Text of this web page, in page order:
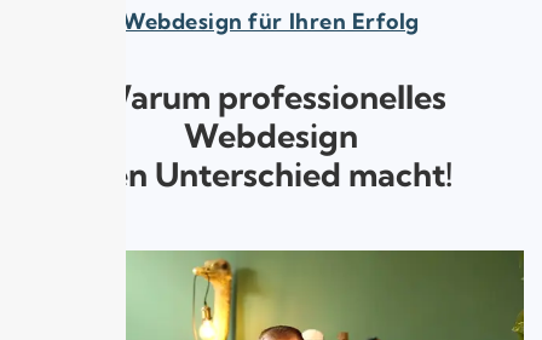
Webdesign für Ihren Erfolg
Warum professionelles
Webdesign
den Unterschied macht!